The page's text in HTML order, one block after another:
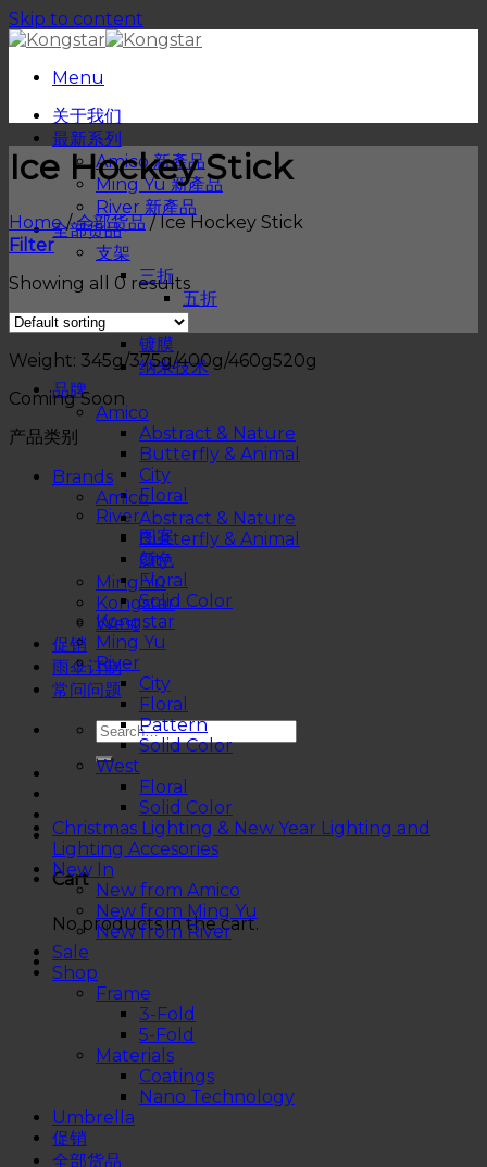
Skip to content
Menu
关于我们
最新系列
Amico 新產品
Ming Yu 新產品
River 新產品
全部货品
支架
三折
五折
物料
镀膜
纳米技术
品牌
Amico
Abstract & Nature
Butterfly & Animal
City
Floral
River
图案
颜色
Ming Yu
Kongstar
West
促销
雨伞订制
常问问题
Cart
No products in the cart.
Ice Hockey Stick
Home / 全部货品 /Ice Hockey Stick
Filter
Showing all 0 results
Weight: 345g/375g/400g/460g520g
Coming Soon
产品类别
Brands
Amico
Abstract & Nature
Butterfly & Animal
City
Floral
Solid Color
Kongstar
Ming Yu
River
City
Floral
Pattern
Solid Color
West
Floral
Solid Color
Christmas Lighting & New Year Lighting and
Lighting Accesories
New In
New from Amico
New from Ming Yu
New from River
Sale
Shop
Frame
3-Fold
5-Fold
Materials
Coatings
Nano Technology
Umbrella
促销
全部货品